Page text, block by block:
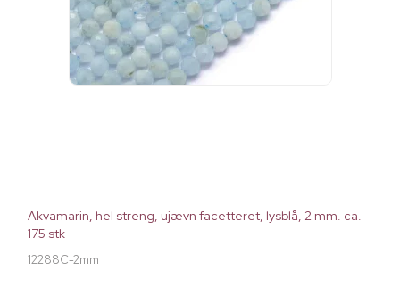
Akvamarin, hel streng, ujævn facetteret, lysblå, 2 mm. ca.
175 stk
12288C-2mm